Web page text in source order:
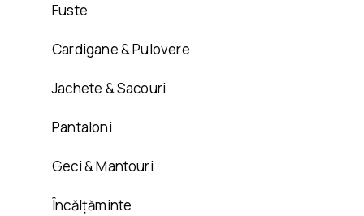
Fuste
Cardigane & Pulovere
Jachete & Sacouri
Pantaloni
Geci & Mantouri
Încălțăminte